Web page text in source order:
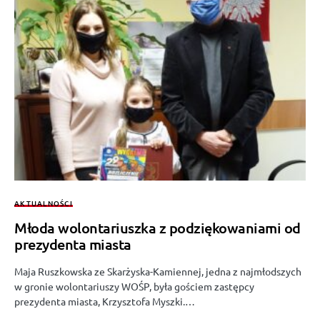
AKTUALNOŚCI
Młoda wolontariuszka z podziękowaniami od
prezydenta miasta
Maja Ruszkowska ze Skarżyska-Kamiennej, jedna z najmłodszych
w gronie wolontariuszy WOŚP, była gościem zastępcy
prezydenta miasta, Krzysztofa Myszki.…